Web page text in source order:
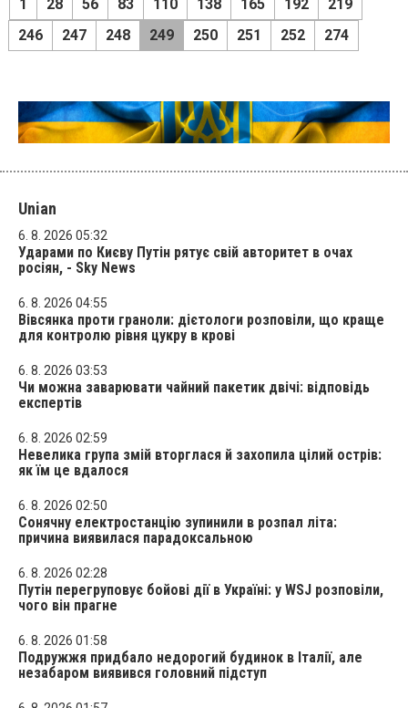
1 28 56 83 110 138 165 192
219
246
247 248 249 250 251 252 274
Unian
6. 8. 2026 05:32
Ударами по Києву Путін рятує свій авторитет в очах
росіян, - Sky News
6. 8. 2026 04:55
Вівсянка проти граноли: дієтологи розповіли, що краще
для контролю рівня цукру в крові
6. 8. 2026 03:53
Чи можна заварювати чайний пакетик двічі: відповідь
експертів
6. 8. 2026 02:59
Невелика група змій вторглася й захопила цілий острів:
як їм це вдалося
6. 8. 2026 02:50
Сонячну електростанцію зупинили в розпал літа:
причина виявилася парадоксальною
6. 8. 2026 02:28
Путін перегруповує бойові дії в Україні: у WSJ розповіли,
чого він прагне
6. 8. 2026 01:58
Подружжя придбало недорогий будинок в Італії, але
незабаром виявився головний підступ